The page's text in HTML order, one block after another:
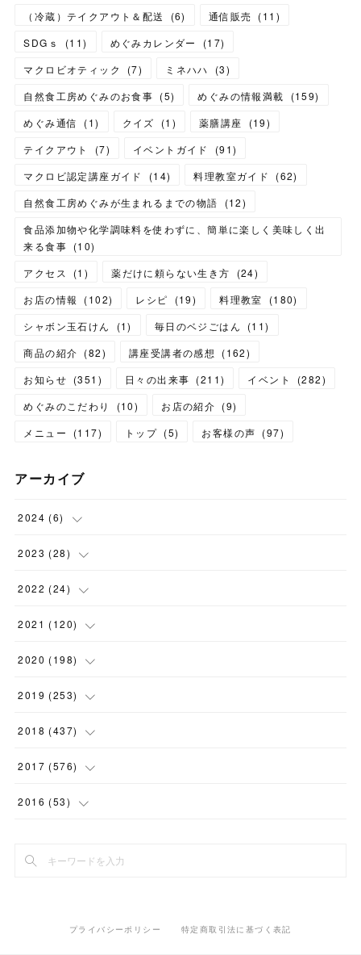
（冷蔵）テイクアウト＆配送
(6) 通信販売 (11 )
SDGｓ
(11) めぐみカレンダー (17)
マクロビオティック
(7) ミネハハ (3)
自然食工房めぐみのお食事 (5) めぐみの情報満載 (159)
めぐみ通信
(1) クイズ (1 ) 薬膳講座 (19)
テイクアウト
(7) イベントガイド (91)
マクロビ認定講座ガイド
(14) 料理教室ガイド (62)
自然食工房めぐみが生まれるまでの物語
(12)
食品添加物や化学調味料を使わずに、簡単に楽しく美味しく出
来る食事 (10)
アクセス
(1 ) 薬だけに頼らない生き方 (24)
お店の情報
(102) レシピ (19) 料理教室 (180)
シャボン玉石けん
(1) 毎日のベジごはん (11)
商品の紹介 (82) 講座受講者の感想 (162)
お知らせ (351 ) 日々の出来事 (211) イベント (282)
めぐみのこだわり
(10) お店の紹介 (9)
メニュー
(117) トップ (5) お客様の声 (97)
アーカイブ
2024 (6)
(1)
(1 )
(1)
( 1 )
2023 (28)
(2)
(1)
(1)
(2 )
(2)
2022 (24)
(5)
(2)
(2)
( 1 )
(3)
2021 (120)
(12)
(3)
(1)
(9)
(19)
14)
2020 (198)
(12)
(11)
(12)
(22
(17)
15)
2019 (253)
(14)
(27)
(22
(32)
20)
2018 (437)
(23)
(24
( 14)
33)
2017 (576)
(44
44)
37)
2016 (53)
20)
プライバシーポリシー 特定商取引法に基づく表記